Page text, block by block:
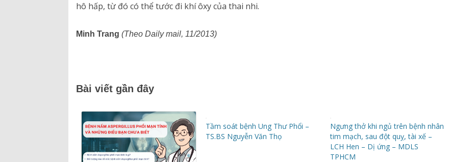
hô hấp, từ đó có thể tước đi khí ôxy của thai nhi.
Minh Trang(Theo Daily mail, 11/2013)
Bài viết gần đây
Tầm soát bệnh Ung Thư Phổi –
TS.BS Nguyễn Văn Thọ
Ngưng thở khi ngủ trên bệnh nhân
tim mạch, sau đột quỵ, tài xế –
LCH Hen – Dị ứng – MDLS
TPHCM